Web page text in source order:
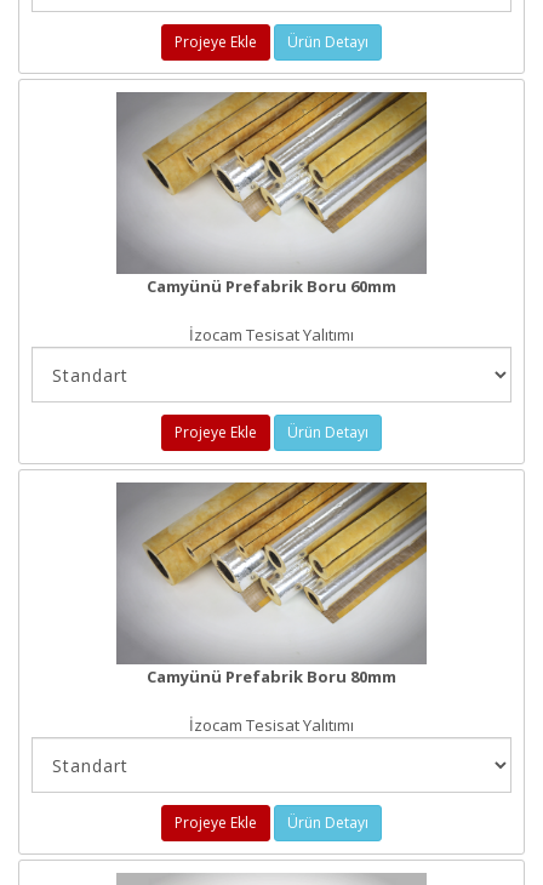
Projeye Ekle Ürün Detayı
Camyünü Prefabrik Boru 60mm
İzocam Tesisat Yalıtımı
Projeye Ekle Ürün Detayı
Camyünü Prefabrik Boru 80mm
İzocam Tesisat Yalıtımı
Projeye Ekle Ürün Detayı